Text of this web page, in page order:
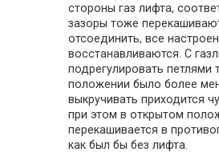
стороны газ лифта,
зазоры тоже
отсоединить, все
восстанавливаются. С
подрегулировать петлями
положении было более
выкручивать приходится
при этом в открытом
перекашивается в
как был бы без лифта.